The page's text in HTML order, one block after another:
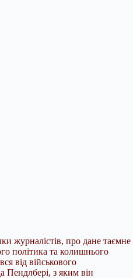
журналістів, про дане таємне
політика та колишнього
від військового
Пендлбері, з яким він